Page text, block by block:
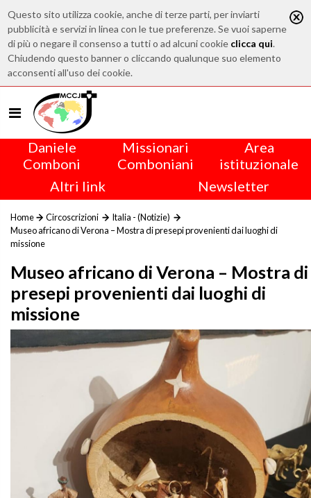
Questo sito utilizza cookie, anche di terze parti, per inviarti
pubblicità e servizi in linea con le tue preferenze. Se vuoi saperne
di più o negare il consenso a tutti o ad alcuni cookie clicca qui.
Chiudendo questo banner o cliccando qualunque suo elemento
acconsenti all'uso dei cookie.
Daniele
Comboni
Missionari
Comboniani
Area
istituzionale
Altri link
Newsletter
Home Circoscrizioni
Italia - (Notizie)
Museo africano di Verona – Mostra di presepi provenienti dai luoghi di
missione
Museo africano di Verona – Mostra di
presepi provenienti dai luoghi di
missione